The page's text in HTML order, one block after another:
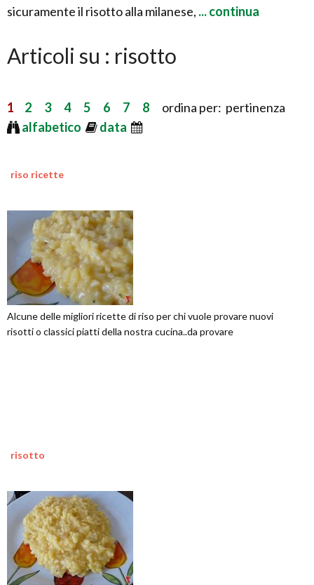
sicuramente il risotto alla milanese, ... continua
Articoli su : risotto
1 2 3 4 5 6 7 8 ordina per: pertinenza
alfabetico
data
riso ricette
Alcune delle migliori ricette di riso per chi vuole provare nuovi
risotti o classici piatti della nostra cucina..da provare
risotto